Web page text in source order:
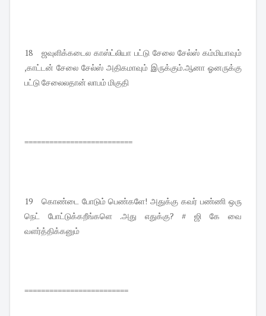
18 ஜவுளிக்கடைல காஸ்ட்லியா பட்டு சேலை சேல்ஸ் கம்மியாவும்
,காட்டன் சேலை சேல்ஸ் அதிகமாவும் இருக்கும்.ஆனா ஓனருக்கு
பட்டு சேலைலதான் லாபம் மிகுதி
==========================
19 கொண்டை போடும் பெண்களே! அதுக்கு கவர் பண்ணி ஒரு
நெட் போட்டுக்கறீங்களெ .அது எதுக்கு? # ஜி கே வை
வளர்த்திக்கனும்
=========================